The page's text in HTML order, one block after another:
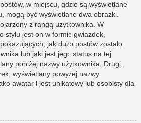
w miejscu, gdzie są wyświetlane
mogą być wyświetlane dwa obrazki.
z rangą użytkownika. W
stylu jest on w formie gwiazdek,
jak dużo postów zostało
lub jaki jest jego status na tej
poniżej nazwy użytkownika. Drugi,
wyświetlany powyżej nazwy
awatar i jest unikatowy lub osobisty dla